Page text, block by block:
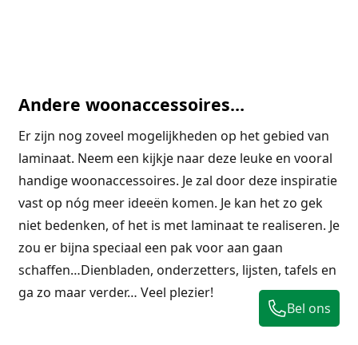
Andere woonaccessoires…
Er zijn nog zoveel mogelijkheden op het gebied van
laminaat. Neem een kijkje naar deze leuke en vooral
handige woonaccessoires. Je zal door deze inspiratie
vast op nóg meer ideeën komen. Je kan het zo gek
niet bedenken, of het is met laminaat te realiseren. Je
zou er bijna speciaal een pak voor aan gaan
schaffen…Dienbladen, onderzetters, lijsten, tafels en
ga zo maar verder… Veel plezier!
Bel ons